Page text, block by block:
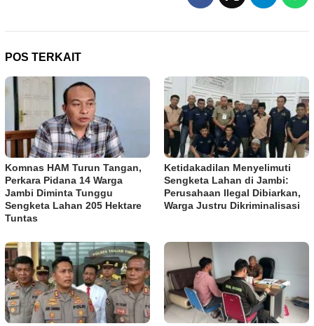
POS TERKAIT
Komnas HAM Turun Tangan,
Perkara Pidana 14 Warga
Jambi Diminta Tunggu
Sengketa Lahan 205 Hektare
Tuntas
Ketidakadilan Menyelimuti
Sengketa Lahan di Jambi:
Perusahaan Ilegal Dibiarkan,
Warga Justru Dikriminalisasi